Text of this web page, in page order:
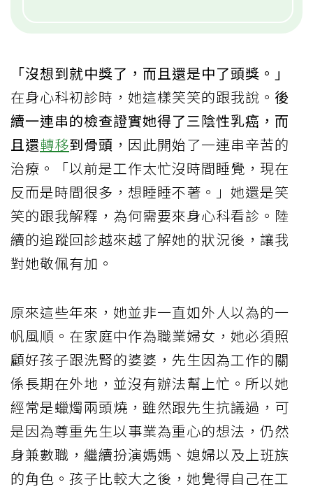
「沒想到就中獎了，而且還是中了頭獎。」
在身心科初診時，她這樣笑笑的跟我說。 後
續一連串的檢查證實她得了三陰性乳癌，而
且還轉移到骨頭 ，因此開始了一連串辛苦的
治療。「以前是工作太忙沒時間睡覺，現在
反而是時間很多，想睡睡不著。」她還是笑
笑的跟我解釋，為何需要來身心科看診。陸
續的追蹤回診越來越了解她的狀況後，讓我
對她敬佩有加。
原來這些年來，她並非一直如外人以為的一
帆風順。在家庭中作為職業婦女，她必須照
顧好孩子跟洗腎的婆婆，先生因為工作的關
係長期在外地，並沒有辦法幫上忙。所以她
經常是蠟燭兩頭燒，雖然跟先生抗議過，可
是因為尊重先生以事業為重心的想法，仍然
身兼數職，繼續扮演媽媽、媳婦以及上班族
的角色。孩子比較大之後，她覺得自己在工